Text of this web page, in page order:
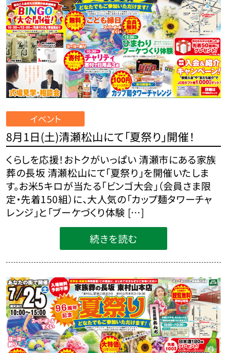
イベント
8月1日(土)清瀬松山にて「夏祭り」開催！
くらしを応援！おトクがいっぱい 清瀬市にある家族
葬の長坂 清瀬松山にて「夏祭り」を開催いたしま
す。お米5キロが当たる「ビンゴ大会」（会員さま限
定・先着150組）に、大人気の「カップ麺タワーチャ
レンジ」と「ブーケづくり体験 […]
続きを読む